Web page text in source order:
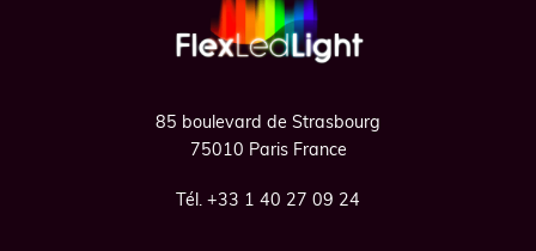
85 boulevard de Strasbourg
75010 Paris France
Tél. +33 1 40 27 09 24